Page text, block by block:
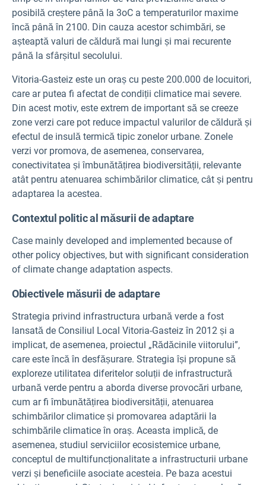
posibilă creștere până la 3oC a temperaturilor maxime
încă până în 2100. Din cauza acestor schimbări, se
așteaptă valuri de căldură mai lungi și mai recurente
până la sfârșitul secolului.
Vitoria-Gasteiz este un oraș cu peste 200.000 de locuitori,
care ar putea fi afectat de condiții climatice mai severe.
Din acest motiv, este extrem de important să se creeze
zone verzi care pot reduce impactul valurilor de căldură și
efectul de insulă termică tipic zonelor urbane. Zonele
verzi vor promova, de asemenea, conservarea,
conectivitatea și îmbunătățirea biodiversității, relevante
atât pentru atenuarea schimbărilor climatice, cât și pentru
adaptarea la acestea.
Contextul politic al măsurii de adaptare
Case mainly developed and implemented because of
other policy objectives, but with significant consideration
of climate change adaptation aspects.
Obiectivele măsurii de adaptare
Strategia privind infrastructura urbană verde a fost
lansată de Consiliul Local Vitoria-Gasteiz în 2012 și a
implicat, de asemenea, proiectul „Rădăcinile viitorului”,
care este încă în desfășurare. Strategia își propune să
exploreze utilitatea diferitelor soluții de infrastructură
urbană verde pentru a aborda diverse provocări urbane,
cum ar fi îmbunătățirea biodiversității, atenuarea
schimbărilor climatice și promovarea adaptării la
schimbările climatice în oraș. Aceasta implică, de
asemenea, studiul serviciilor ecosistemice urbane,
conceptul de multifuncționalitate a infrastructurii urbane
verzi și beneficiile asociate acesteia. Pe baza acestui